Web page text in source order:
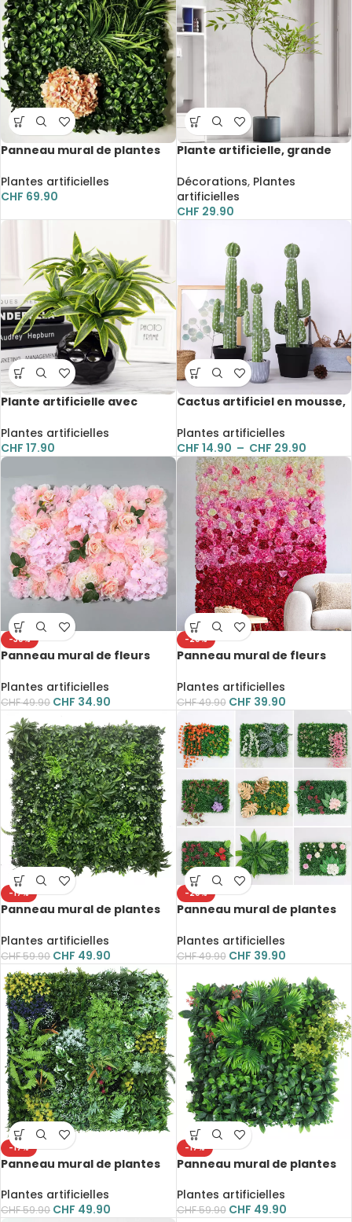
Panneau mural de plantes
feuilles tropicales, 50 x 50
cm
Plantes artificielles
CHF 69.90
Plante artificielle, grande
décoration, 110 cm
Décorations, Plantes
artificielles
CHF 29.90
Plante artificielle avec
3 têtes, 36 cm
Plantes artificielles
CHF 17.90
Cactus artificiel en mousse,
succulente, 32 à 60 cm
Plantes artificielles
CHF 14.90 – CHF 29.90
-30%
Panneau mural de fleurs
décoration, 60 x 40 cm
Plantes artificielles
CHF49.90 CHF 34.90
-20%
Panneau mural de fleurs
décoration, 60 x 40 cm
Plantes artificielles
CHF49.90 CHF 39.90
-17%
Panneau mural de plantes
fleurs, herbes vertes, 50 x 50
cm
Plantes artificielles
CHF59.90 CHF 49.90
-20%
Panneau mural de plantes
fleurs, feuilles, 60 x 40 cm
Plantes artificielles
CHF49.90 CHF 39.90
-17%
Panneau mural de plantes
tropicales, fleurs, feuilles, 50
x 50 cm
Plantes artificielles
CHF59.90 CHF 49.90
-17%
Panneau mural de plantes
fleurs, herbes, 50 x 50 cm
Plantes artificielles
CHF59.90 CHF 49.90